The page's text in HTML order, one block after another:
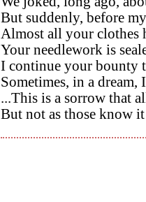
But suddenly, before
Almost all your clothes
Your needlework is
I continue your bounty
Sometimes, in a
...This is a sorrow that
But not as those know